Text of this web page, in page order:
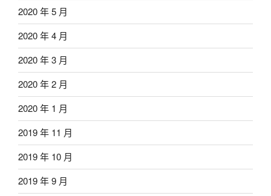
2020 年 5 月
2020 年 4 月
2020 年 3 月
2020 年 2 月
2020 年 1 月
2019 年 11 月
2019 年 10 月
2019 年 9 月